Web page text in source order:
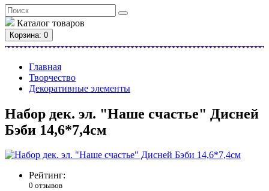
Каталог товаров
Корзина: 0
Главная
Творчество
Декоративные элементы
Набор дек. эл. "Наше счастье" Дисней
Бэби 14,6*7,4см
Рейтинг:
0 отзывов